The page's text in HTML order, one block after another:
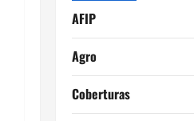
AFIP
Agro
Coberturas